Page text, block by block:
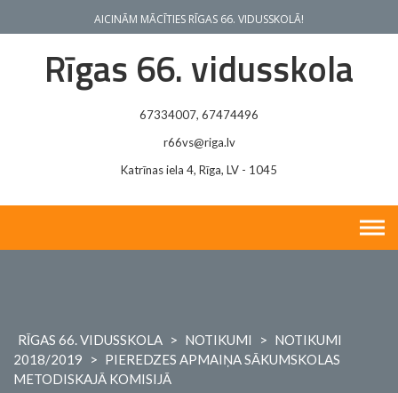
AICINĀM MĀCĪTIES RĪGAS 66. VIDUSSKOLĀ!
Rīgas 66. vidusskola
67334007, 67474496
r66vs@riga.lv
Katrīnas iela 4, Rīga, LV - 1045
RĪGAS 66. VIDUSSKOLA > NOTIKUMI > NOTIKUMI
2018/2019
> PIEREDZES APMAIŅA SĀKUMSKOLAS
METODISKAJĀ KOMISIJĀ